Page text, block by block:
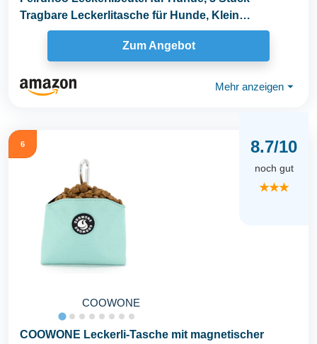
Tragbare Leckerlitasche für Hunde, Klein
Freihändige...
Zum Angebot
Mehr anzeigen ⏷
6
COOWONE
8.7/10
noch gut
★★★
COOWONE Leckerli-Tasche mit magnetischer